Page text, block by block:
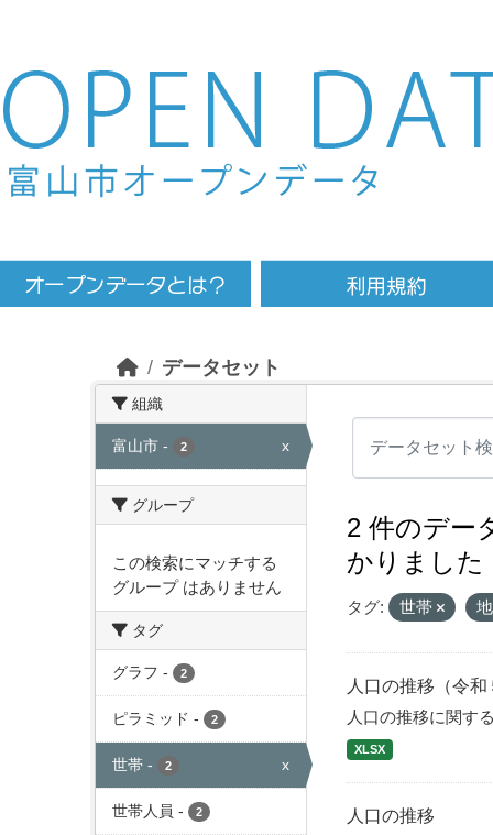
Skip to main content
データセット
組織
富山市 - 2 x
グループ
この検索にマッチする
グループ はありません
タグ
グラフ - 2
ピラミッド - 2
世帯 - 2 x
世帯人員 - 2
2 件のデー
かりました
タグ: 世帯
人口の推移（令和
人口の推移に関す
XLSX
人口の推移